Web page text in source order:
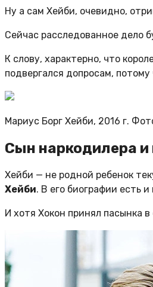
Ну а сам Хейби, очевидно,
Сейчас расследованное дело
К слову, характерно, что
подвергался допросам,
Мариус Борг Хейби, 2016 г.
Сын наркодилера
Хейби — не родной ребенок
Хейби. В его биографии есть
И хотя Хокон принял пасынка